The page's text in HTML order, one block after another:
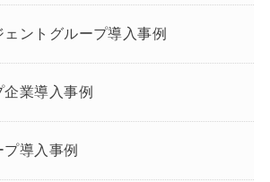
ントグループ導入事例
企業導入事例
導入事例